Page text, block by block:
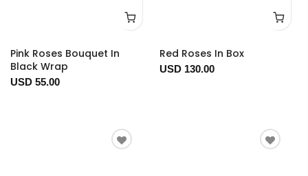
Pink Roses Bouquet In
Black Wrap
USD 55.00
Red Roses In Box
USD 130.00